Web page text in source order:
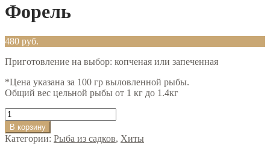
Форель
480 руб.
Приготовление на выбор: копченая или запеченная
*Цена указана за 100 гр выловленной рыбы.
Общий вес цельной рыбы от 1 кг до 1.4кг
Количество
товара
Форель
В корзину
Категории: Рыба из садков, Хиты